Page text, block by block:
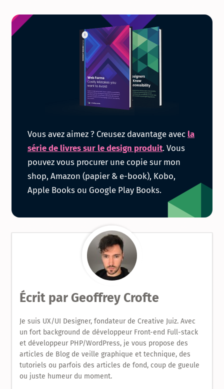
la
série
de
livres
Design
Produit
Vous avez aimez ? Creusez davantage avec la
série de livres sur le design produit. Vous
pouvez vous procurer une copie sur mon
shop, Amazon (papier & e-book), Kobo,
Apple Books ou Google Play Books.
Écrit par Geoffrey Crofte
Je suis UX/UI Designer, fondateur de Creative Juiz. Avec
un fort background de développeur Front-end Full-stack
et développeur PHP/WordPress, je vous propose des
articles de Blog de veille graphique et technique, des
tutoriels ou parfois des articles de fond, coup de gueule
ou juste humeur du moment.